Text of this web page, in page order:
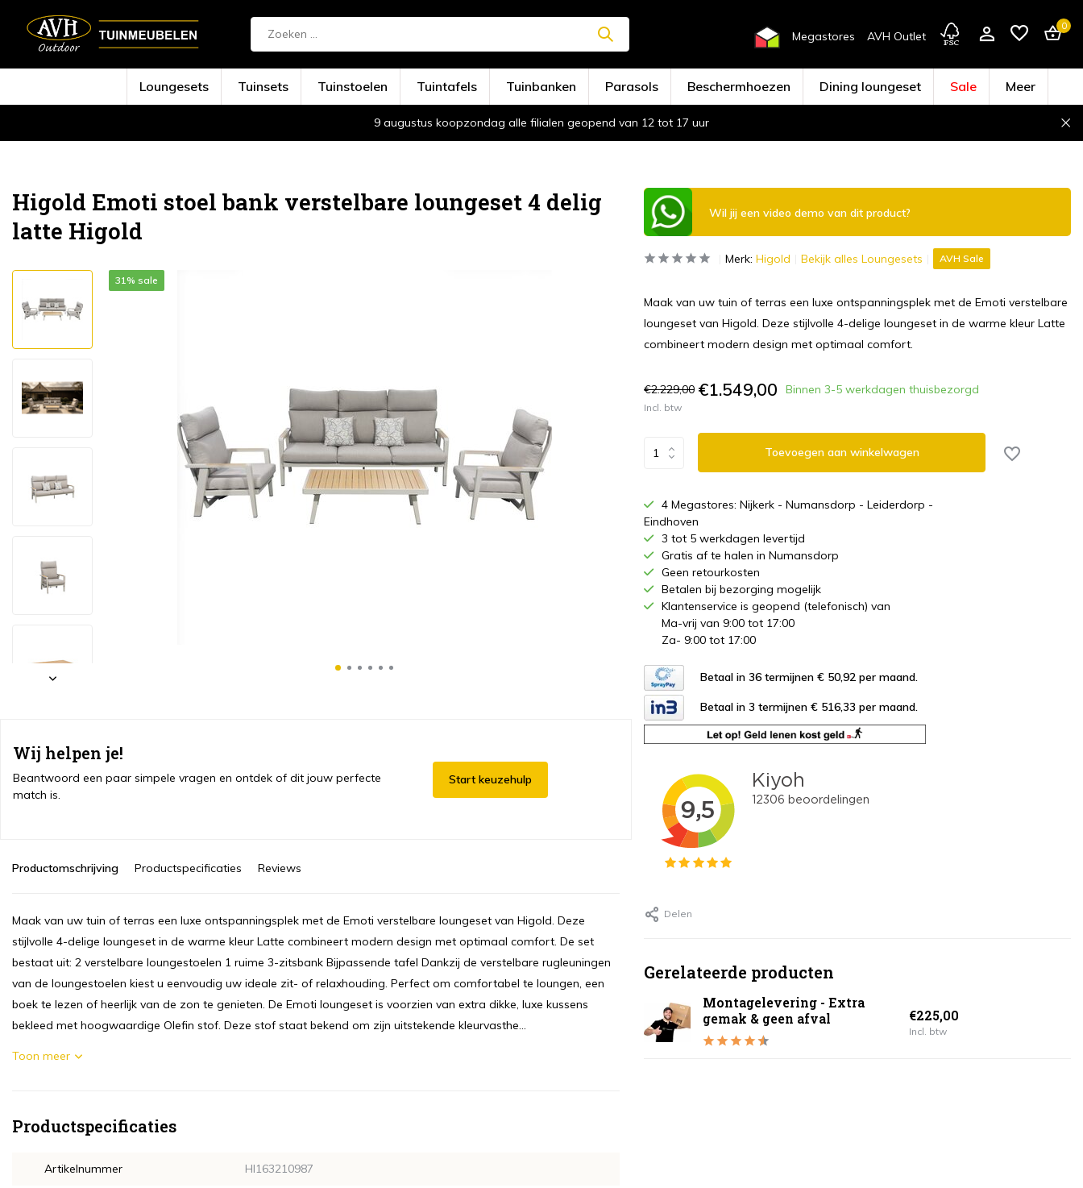
Megastores AVH Outlet
0
Loungesets Tuinsets Tuinstoelen Tuintafels Tuinbanken Parasols Beschermhoezen Dining loungeset Sale Meer
9 augustus koopzondag alle filialen geopend van 12 tot 17 uur
Higold Emoti stoel bank verstelbare loungeset 4 delig
latte Higold
31% sale
Wij helpen je!
Beantwoord een paar simpele vragen en ontdek of dit jouw perfecte
match is.
Start keuzehulp
Productomschrijving Productspecificaties Reviews
Maak van uw tuin of terras een luxe ontspanningsplek met de Emoti verstelbare loungeset van Higold. Deze
stijlvolle 4-delige loungeset in de warme kleur Latte combineert modern design met optimaal comfort. De set
bestaat uit: 2 verstelbare loungestoelen 1 ruime 3-zitsbank Bijpassende tafel Dankzij de verstelbare rugleuningen
van de loungestoelen kiest u eenvoudig uw ideale zit- of relaxhouding. Perfect om comfortabel te loungen, een
boek te lezen of heerlijk van de zon te genieten. De Emoti loungeset is voorzien van extra dikke, luxe kussens
bekleed met hoogwaardige Olefin stof. Deze stof staat bekend om zijn uitstekende kleurvasthe...
Toon meer
Productspecificaties
Artikelnummer HI163210987
Wil jij een video demo van dit product?
Merk: Higold Bekijk alles Loungesets AVH Sale
Maak van uw tuin of terras een luxe ontspanningsplek met de Emoti verstelbare
loungeset van Higold. Deze stijlvolle 4-delige loungeset in de warme kleur Latte
combineert modern design met optimaal comfort.
€2.229,00 €1.549,00 Binnen 3-5 werkdagen thuisbezorgd
Incl. btw
Toevoegen aan winkelwagen
4 Megastores: Nijkerk - Numansdorp - Leiderdorp -
Eindhoven
3 tot 5 werkdagen levertijd
Gratis af te halen in Numansdorp
Geen retourkosten
Betalen bij bezorging mogelijk
Klantenservice is geopend (telefonisch) van
Ma-vrij van 9:00 tot 17:00
Za- 9:00 tot 17:00
Betaal in 36 termijnen € 50,92 per maand.
Betaal in 3 termijnen € 516,33 per maand.
Delen
Gerelateerde producten
Montagelevering - Extra
gemak & geen afval
€225,00
Incl. btw